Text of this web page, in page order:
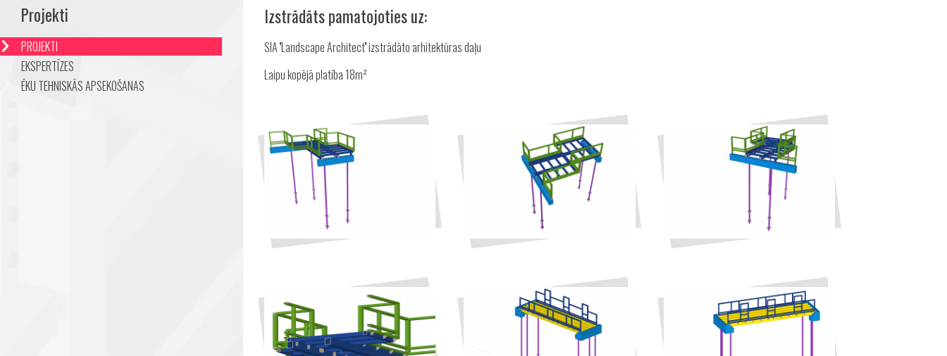
Projekti
PROJEKTI
EKSPERTĪZES
ĒKU TEHNISKĀS APSEKOŠANAS
Izstrādāts pamatojoties uz:
SIA ''Landscape Architect'' izstrādāto arhitektūras daļu
Laipu kopējā platība 18m²